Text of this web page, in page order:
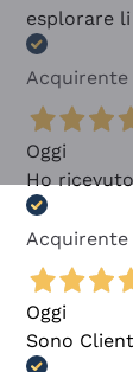
esplorare
Oggi
Ho
Oggi
Sono